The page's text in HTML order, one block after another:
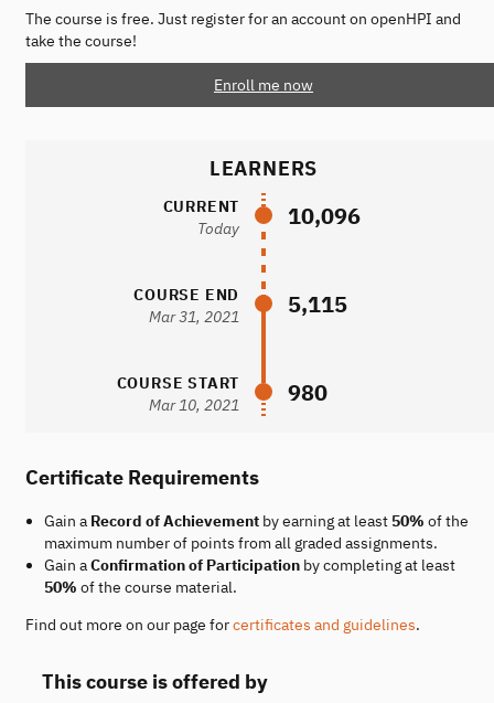
The course is free. Just register for an account on openHPI and
take the course!
Enroll me now
LEARNERS
CURRENT
Today
10,096
COURSE END
Mar 31, 2021
5,115
COURSE START
Mar 10, 2021
980
Certificate Requirements
Gain a Record of Achievementby earning at least 50% of the
maximum number of points from all graded assignments.
Gain aConfirmation of Participationby completing at least
50% of the course material.
Find out more on our page forcertificates and guidelines.
This course is offered by